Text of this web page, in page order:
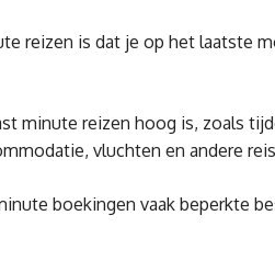
reizen is dat je op het laatste
minute reizen hoog is, zoals
vluchten en andere
boekingen vaak beperkte